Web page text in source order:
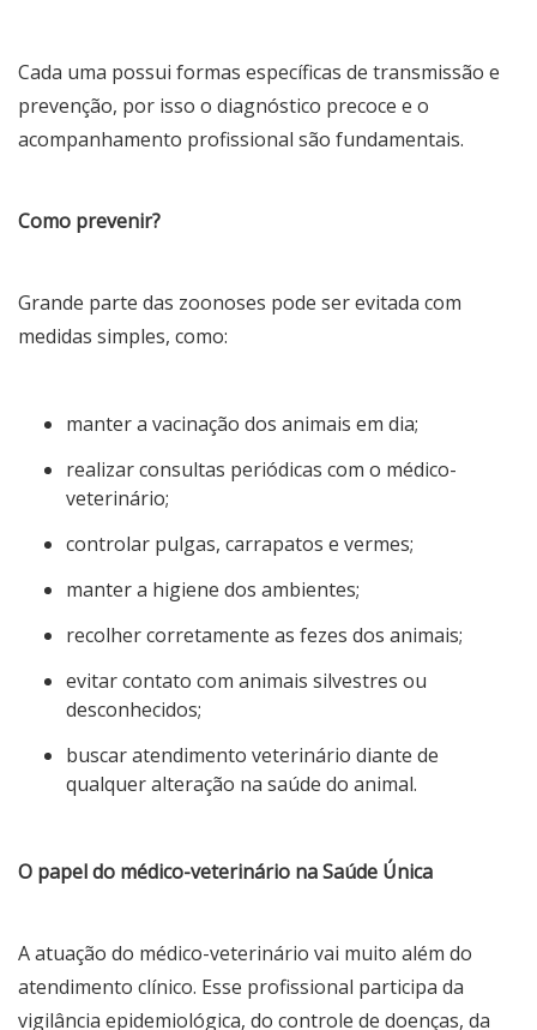
Cada uma possui formas específicas de transmissão e
prevenção, por isso o diagnóstico precoce e o
acompanhamento profissional são fundamentais.
Como prevenir?
Grande parte das zoonoses pode ser evitada com
medidas simples, como:
manter a vacinação dos animais em dia;
realizar consultas periódicas com o médico-
veterinário;
controlar pulgas, carrapatos e vermes;
manter a higiene dos ambientes;
recolher corretamente as fezes dos animais;
evitar contato com animais silvestres ou
desconhecidos;
buscar atendimento veterinário diante de
qualquer alteração na saúde do animal.
O papel do médico-veterinário na Saúde Única
A atuação do médico-veterinário vai muito além do
atendimento clínico. Esse profissional participa da
vigilância epidemiológica, do controle de doenças, da